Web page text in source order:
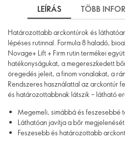
LEÍRÁS TÖBB
Határozottabb arckontúrok és
lépéses rutinnal. Formula 8 haladó,
Novage+ Lift + Firm rutin termékei
hatékonyságukat, a megereszkedett
öregedés jeleit, a finom vonalakat, a
Rendszeres használattal az arckontúr
és határozottabbnak látszik – látható
Megemeli, simábbá és feszesebbé
Láthatóan javítja a bőr
Feszesebb és határozottabb